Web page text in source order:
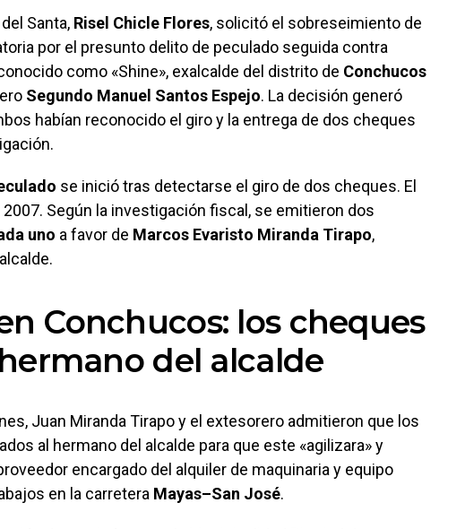
Santa, Risel Chicle Flores, solicitó el sobreseimiento de
por el presunto delito de peculado seguida contra
como «Shine», exalcalde del distrito de Conchucos
Segundo Manuel Santos Espejo. La decisión generó
habían reconocido el giro y la entrega de dos cheques
se inició tras detectarse el giro de dos cheques. El
Según la investigación fiscal, se emitieron dos
uno a favor de Marcos Evaristo Miranda Tirapo,
Conchucos: los cheques
del alcalde
Juan Miranda Tirapo y el extesorero admitieron que los
al hermano del alcalde para que este «agilizara» y
encargado del alquiler de maquinaria y equipo
en la carretera Mayas–San José.